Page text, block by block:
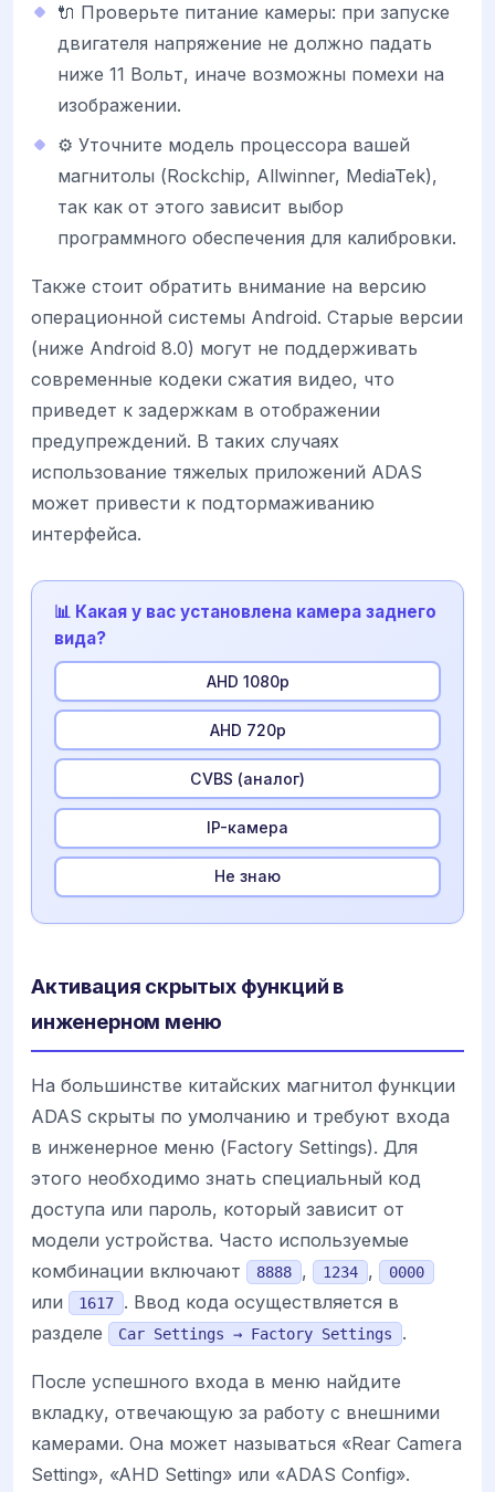
🔌 Проверьте питание камеры: при запуске
двигателя напряжение не должно падать
ниже 11 Вольт, иначе возможны помехи на
изображении.
⚙️ Уточните модель процессора вашей
магнитолы (Rockchip, Allwinner, MediaTek),
так как от этого зависит выбор
программного обеспечения для калибровки.
Также стоит обратить внимание на версию
операционной системы Android. Старые версии
(ниже Android 8.0) могут не поддерживать
современные кодеки сжатия видео, что
приведет к задержкам в отображении
предупреждений. В таких случаях
использование тяжелых приложений ADAS
может привести к подтормаживанию
интерфейса.
📊 Какая у вас установлена камера заднего
вида?
AHD 1080p
AHD 720p
CVBS (аналог)
IP-камера
Не знаю
Активация скрытых функций в
инженерном меню
На большинстве китайских магнитол функции
ADAS скрыты по умолчанию и требуют входа
в инженерное меню (Factory Settings). Для
этого необходимо знать специальный код
доступа или пароль, который зависит от
модели устройства. Часто используемые
комбинации включают
8888 , 1234 , 0000
или 1617
. Ввод кода осуществляется в
разделе
Car Settings → Factory Settings .
После успешного входа в меню найдите
вкладку, отвечающую за работу с внешними
камерами. Она может называться «Rear Camera
Setting», «AHD Setting» или «ADAS Config».